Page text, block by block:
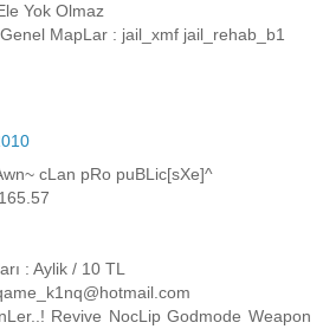
Yok Olmaz
MapLar : jail_xmf jail_rehab_b1
cLan pRo puBLic[sXe]^
: Aylik / 10 TL
Revive NocLip Godmode Weapon